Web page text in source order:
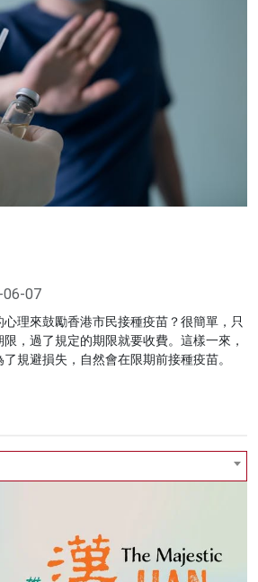
06-07
理來鼓勵香港市民接種疫苗？很簡單，只
，過了規定的期限就要收費。這樣一來，
規避損失，自然會在限期前接種疫苗。